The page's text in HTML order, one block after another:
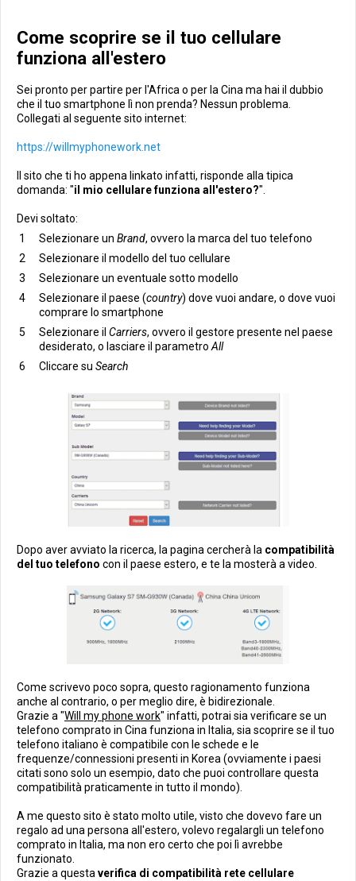
Come scoprire se il tuo cellulare
funziona all'estero
Sei pronto per partire per l'Africa o per la Cina ma hai il dubbio
che il tuo smartphone lì non prenda? Nessun problema.
Collegati al seguente sito internet:
https://willmyphonework.net
Il sito che ti ho appena linkato infatti, risponde alla tipica
domanda: "il mio cellulare funziona all'estero?".
Devi soltato:
Selezionare un Brand, ovvero la marca del tuo telefono
Selezionare il modello del tuo cellulare
Selezionare un eventuale sotto modello
Selezionare il paese (country) dove vuoi andare, o dove vuoi
comprare lo smartphone
Selezionare il Carriers, ovvero il gestore presente nel paese
desiderato, o lasciare il parametro All
Cliccare su Search
Dopo aver avviato la ricerca, la pagina cercherà la compatibilità
del tuo telefono con il paese estero, e te la mosterà a video.
Come scrivevo poco sopra, questo ragionamento funziona
anche al contrario, o per meglio dire, è bidirezionale.
Grazie a "Will my phone work" infatti, potrai sia verificare se un
telefono comprato in Cina funziona in Italia, sia scoprire se il tuo
telefono italiano è compatibile con le schede e le
frequenze/connessioni presenti in Korea (ovviamente i paesi
citati sono solo un esempio, dato che puoi controllare questa
compatibilità praticamente in tutto il mondo).
A me questo sito è stato molto utile, visto che dovevo fare un
regalo ad una persona all'estero, volevo regalargli un telefono
comprato in Italia, ma non ero certo che poi lì avrebbe
funzionato.
Grazie a questa verifica di compatibilità rete cellulare